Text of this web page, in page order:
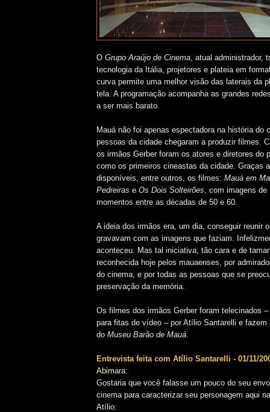
O Grupo Araújo de Cinema , atual administrador,
tecnologia da Itália, projetores e plateia em
curva permite uma melhor visão das laterais da
tela. A programação acompanha as grandes
a ser mais barato.
Mauá não foi apenas espectadora na história do
pessoas da cidade chegaram a produzir filmes.
os irmãos Gerber foram os atores e diretores do
como os primeiros cineastas da cidade. Graças
disponíveis, entre outros, os filmes: Mauá em
Pedreiras e Os Dois Solteirões , com imagens
momentos entre as décadas de 50 e 60.
A ideia dos irmãos era, um dia, conseguir reunir
gravavam com as imagens que faziam.
aconteceu. Mas tal iniciativa, tão cara e de
reconhecida hoje pelos mauaenses, por
do cinema, e por todas as pessoas que se
preservação da memória.
Os filmes dos irmãos Gerber foram telecinados
para fitas de vídeo – por Atílio Santarelli e fazem
do Museu Barão de Mauá
Entrevista feita com Atílio Santarelli - 01/11/
Abimara:
Gostaria que você falasse um pouco do seu
cinema para caracterizar seu personagem aqui
Atílio: